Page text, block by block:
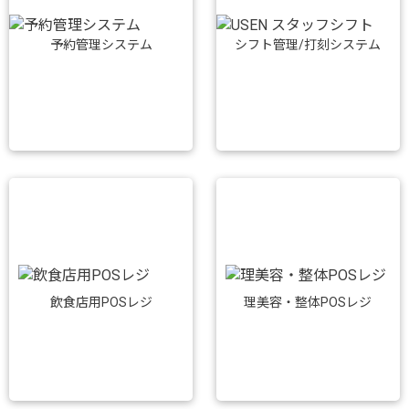
予約管理システム シフト管理/打刻システム
飲食店用POSレジ 理美容・整体POSレジ